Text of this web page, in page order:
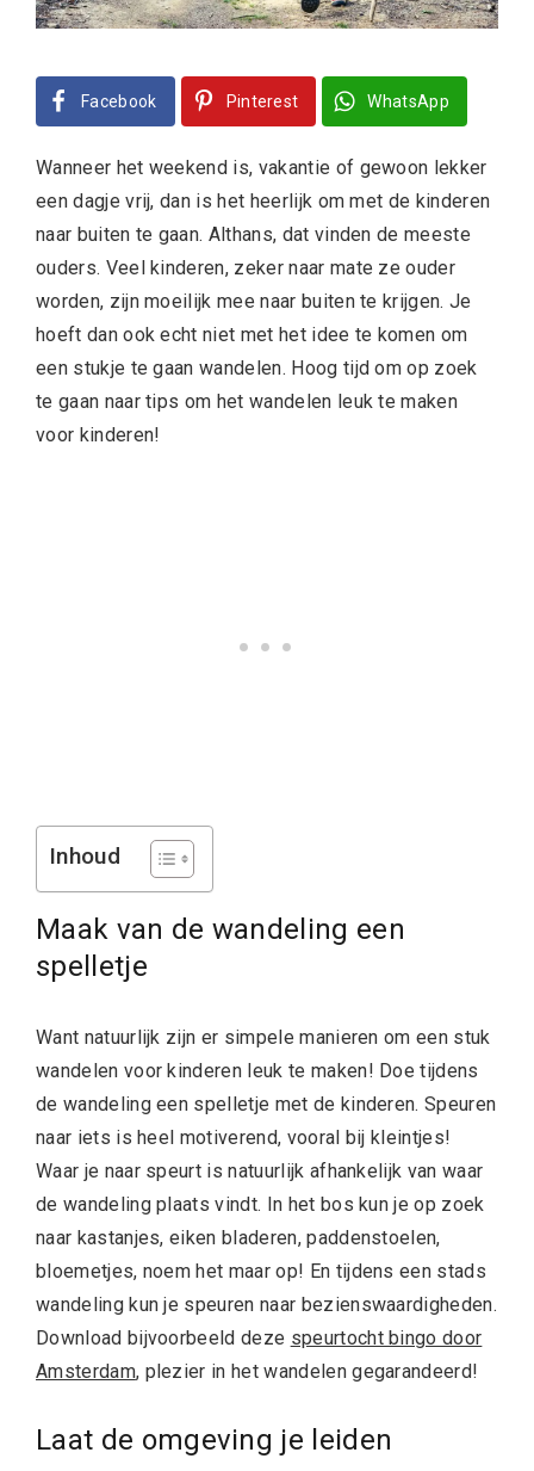
Facebook Pinterest WhatsApp
Wanneer het weekend is, vakantie of gewoon lekker
een dagje vrij, dan is het heerlijk om met de kinderen
naar buiten te gaan. Althans, dat vinden de meeste
ouders. Veel kinderen, zeker naar mate ze ouder
worden, zijn moeilijk mee naar buiten te krijgen. Je
hoeft dan ook echt niet met het idee te komen om
een stukje te gaan wandelen. Hoog tijd om op zoek
te gaan naar tips om het wandelen leuk te maken
voor kinderen!
Inhoud
Maak van de wandeling een
spelletje
Want natuurlijk zijn er simpele manieren om een stuk
wandelen voor kinderen leuk te maken! Doe tijdens
de wandeling een spelletje met de kinderen. Speuren
naar iets is heel motiverend, vooral bij kleintjes!
Waar je naar speurt is natuurlijk afhankelijk van waar
de wandeling plaats vindt. In het bos kun je op zoek
naar kastanjes, eiken bladeren, paddenstoelen,
bloemetjes, noem het maar op! En tijdens een stads
wandeling kun je speuren naar bezienswaardigheden.
Download bijvoorbeeld deze speurtocht bingo door
Amsterdam, plezier in het wandelen gegarandeerd!
Laat de omgeving je leiden